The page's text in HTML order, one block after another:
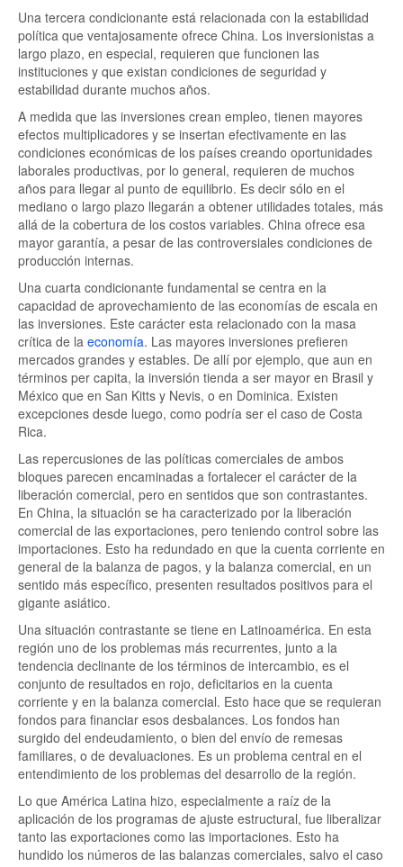
Una tercera condicionante está relacionada con la estabilidad
política que ventajosamente ofrece China. Los inversionistas a
largo plazo, en especial, requieren que funcionen las
instituciones y que existan condiciones de seguridad y
estabilidad durante muchos años.
A medida que las inversiones crean empleo, tienen mayores
efectos multiplicadores y se insertan efectivamente en las
condiciones económicas de los países creando oportunidades
laborales productivas, por lo general, requieren de muchos
años para llegar al punto de equilibrio. Es decir sólo en el
mediano o largo plazo llegarán a obtener utilidades totales, más
allá de la cobertura de los costos variables. China ofrece esa
mayor garantía, a pesar de las controversiales condiciones de
producción internas.
Una cuarta condicionante fundamental se centra en la
capacidad de aprovechamiento de las economías de escala en
las inversiones. Este carácter esta relacionado con la masa
crítica de la economía. Las mayores inversiones prefieren
mercados grandes y estables. De allí por ejemplo, que aun en
términos per capita, la inversión tienda a ser mayor en Brasil y
México que en San Kitts y Nevis, o en Dominica. Existen
excepciones desde luego, como podría ser el caso de Costa
Rica.
Las repercusiones de las políticas comerciales de ambos
bloques parecen encaminadas a fortalecer el carácter de la
liberación comercial, pero en sentidos que son contrastantes.
En China, la situación se ha caracterizado por la liberación
comercial de las exportaciones, pero teniendo control sobre las
importaciones. Esto ha redundado en que la cuenta corriente en
general de la balanza de pagos, y la balanza comercial, en un
sentido más específico, presenten resultados positivos para el
gigante asiático.
Una situación contrastante se tiene en Latinoamérica. En esta
región uno de los problemas más recurrentes, junto a la
tendencia declinante de los términos de intercambio, es el
conjunto de resultados en rojo, deficitarios en la cuenta
corriente y en la balanza comercial. Esto hace que se requieran
fondos para financiar esos desbalances. Los fondos han
surgido del endeudamiento, o bien del envío de remesas
familiares, o de devaluaciones. Es un problema central en el
entendimiento de los problemas del desarrollo de la región.
Lo que América Latina hizo, especialmente a raíz de la
aplicación de los programas de ajuste estructural, fue liberalizar
tanto las exportaciones como las importaciones. Esto ha
hundido los números de las balanzas comerciales, salvo el caso